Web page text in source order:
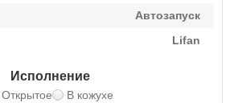
Автозапуск
Lifan
Исполнение
Открытое В кожухе